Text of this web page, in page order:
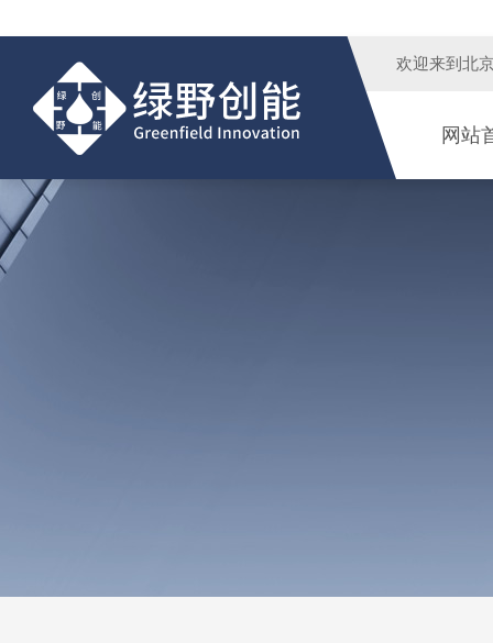
欢迎来到 北
网站